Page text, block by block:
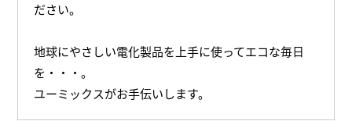
ださい。
地球にやさしい電化製品を上手に使ってエコな毎日
を・・・。
ユーミックスがお手伝いします。